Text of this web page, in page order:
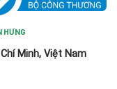
HƯNG
Minh, Việt Nam